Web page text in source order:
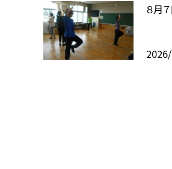
８月